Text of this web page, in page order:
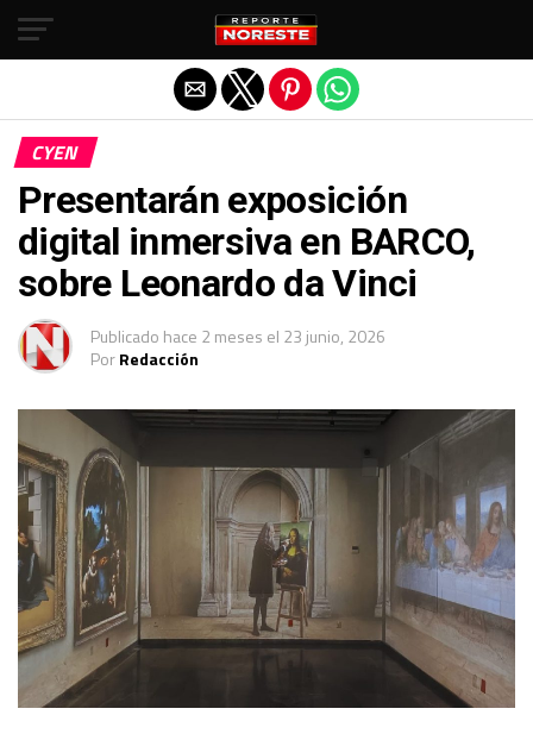
CYEN
Presentarán exposición
digital inmersiva en BARCO,
sobre Leonardo da Vinci
Publicado hace 2 meses el 23 junio, 2026
PorRedacción
Salir de la versión móvil